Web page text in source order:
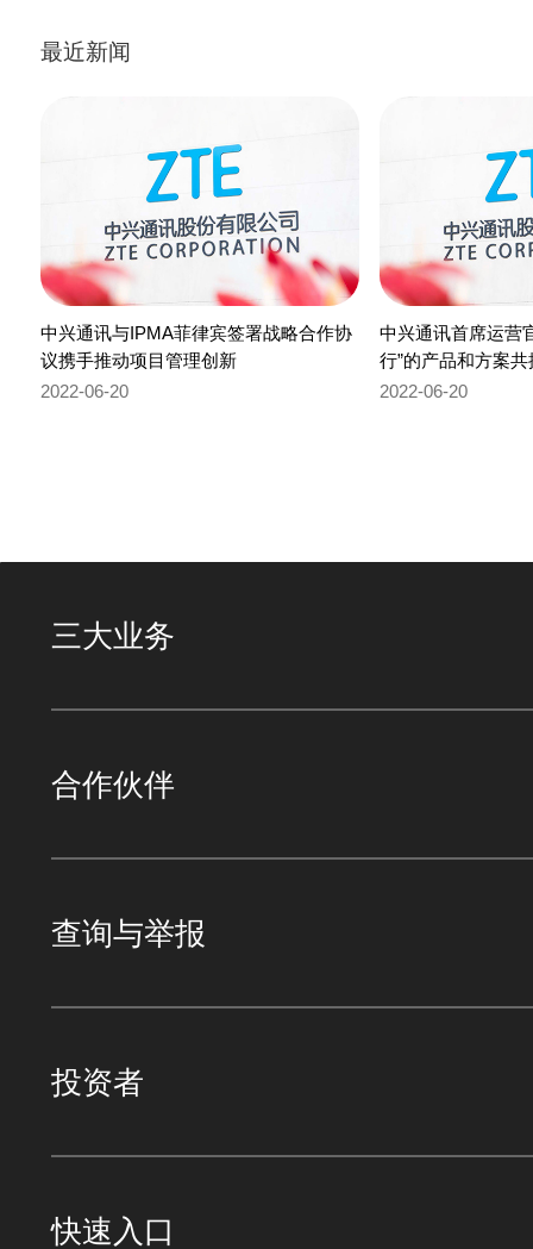
最近新闻
中兴通讯与IPMA菲律宾签署战略合作协
议携手推动项目管理创新
2022-06-20
中兴通讯首席运营
行”的产品和方案
路径
2022-06-20
三大业务
合作伙伴
查询与举报
投资者
快速入口